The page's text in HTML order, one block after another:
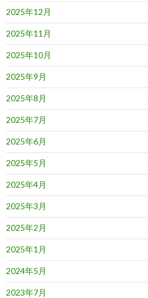
2025年12月
2025年11月
2025年10月
2025年9月
2025年8月
2025年7月
2025年6月
2025年5月
2025年4月
2025年3月
2025年2月
2025年1月
2024年5月
2023年7月